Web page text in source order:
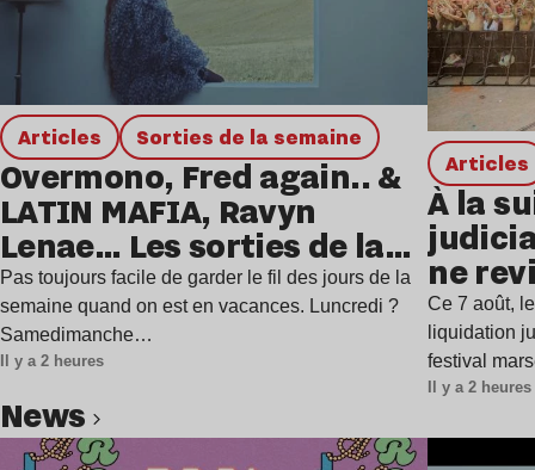
Articles Sorties de la semaine
Overmono, Fred again.. &
LATIN MAFIA, Ravyn
Lenae… Les sorties de la
semaine
Pas toujours facile de garder le fil des jours de la
semaine quand on est en vacances. Luncredi ?
Samedimanche…
Il y a 2 heures
Articles
À la
ne
Ce 7 août,
liquidation
festival
Il y a 2 heures
news
Lire l’article